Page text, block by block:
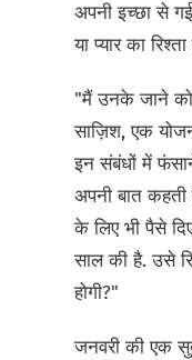
अपनी इच्छा से
या प्यार का
"मैं उनके जाने
साज़िश, एक
इन संबंधों में
अपनी बात
के लिए भी पैसे
साल की है. उसे
होगी?"
जनवरी की एक